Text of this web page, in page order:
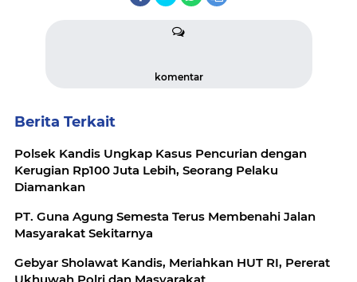
komentar
Berita Terkait
Polsek Kandis Ungkap Kasus Pencurian dengan
Kerugian Rp100 Juta Lebih, Seorang Pelaku
Diamankan
PT. Guna Agung Semesta Terus Membenahi Jalan
Masyarakat Sekitarnya
Gebyar Sholawat Kandis, Meriahkan HUT RI, Pererat